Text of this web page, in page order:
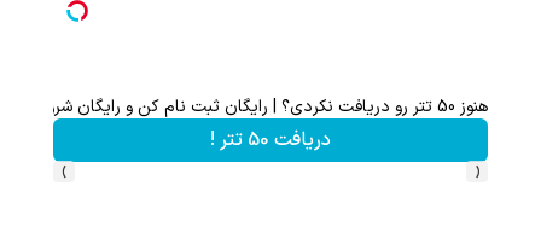
هنوز 50 تتر رو دریافت نکردی؟ | رایگان ثبت نام کن و رایگان شروع کن!
دریافت 50 تتر !
‹
›